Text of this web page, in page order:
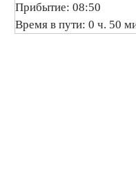
Прибытие: 08:50
Время в пути: 0 ч. 50